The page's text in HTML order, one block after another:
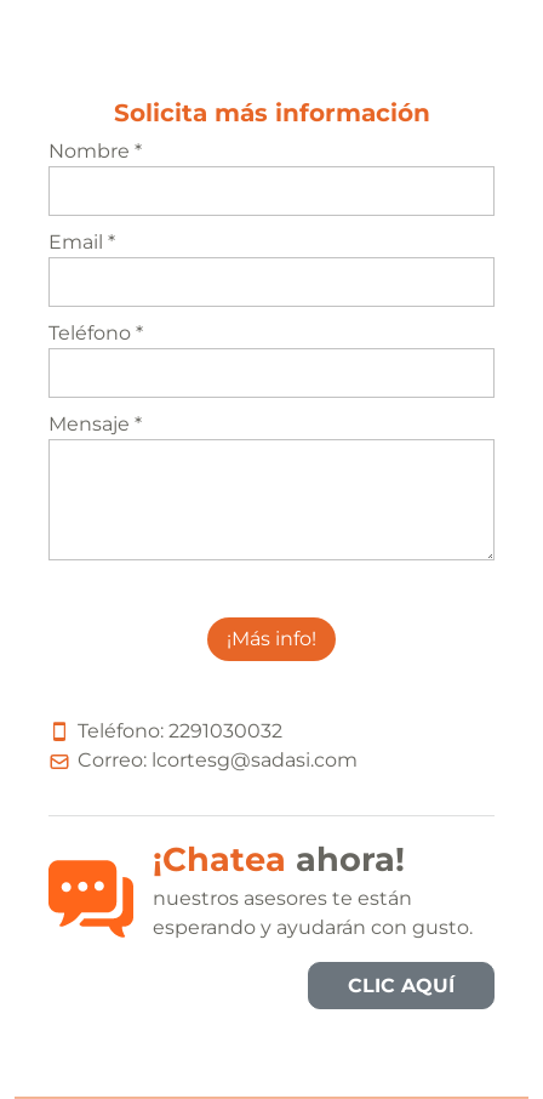
Solicita más información
Nombre *
Email *
Teléfono *
Mensaje *
¡Más info!
Teléfono: 2291030032
Correo: lcortesg@sadasi.com
¡Chatea ahora!
nuestros asesores te están
esperando y ayudarán con gusto.
CLIC AQUÍ